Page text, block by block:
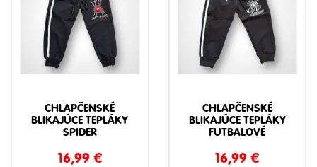
CHLAPČENSKÉ
BLIKAJÚCE TEPLÁKY
SPIDER
16,99 €
CHLAPČENSKÉ
BLIKAJÚCE TEPLÁKY
FUTBALOVÉ
16,99€